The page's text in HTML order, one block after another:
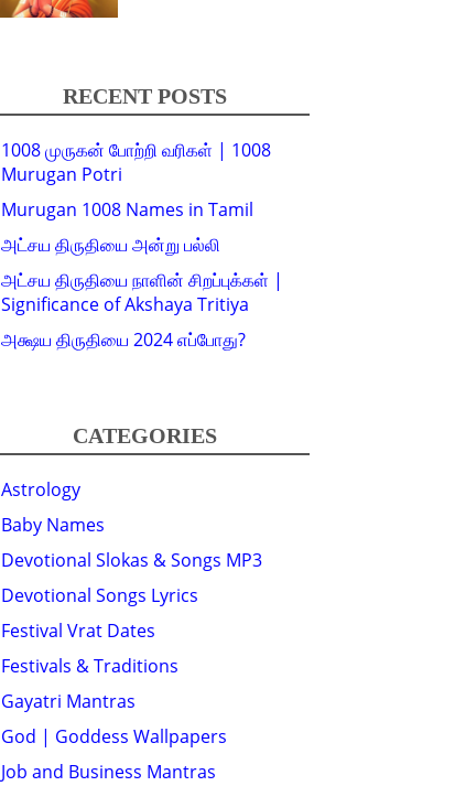
RECENT POSTS
1008 முருகன் போற்றி வரிகள் | 1008
Murugan Potri
Murugan 1008 Names in Tamil
அட்சய திருதியை அன்று பல்லி
அட்சய திருதியை நாளின் சிறப்புக்கள் |
Significance of Akshaya Tritiya
அக்ஷய திருதியை 2024 எப்போது?
CATEGORIES
Astrology
Baby Names
Devotional Slokas & Songs MP3
Devotional Songs Lyrics
Festival Vrat Dates
Festivals & Traditions
Gayatri Mantras
God | Goddess Wallpapers
Job and Business Mantras